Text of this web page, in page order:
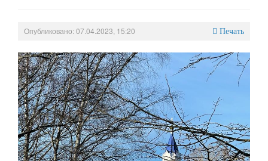
Опубликовано: 07.04.2023, 15:20 Печать